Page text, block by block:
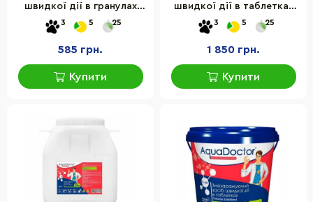
швидкої дії в гранулах
"Хлор" C-60 AquaDoctor
15540AD 1 кг
3 5 25
585 грн.
Купити
швидкої дії в таблетках
"Хлор" C-60T AquaDoctor
17451AD 4 кг
3 5 25
1 850 грн.
Купити